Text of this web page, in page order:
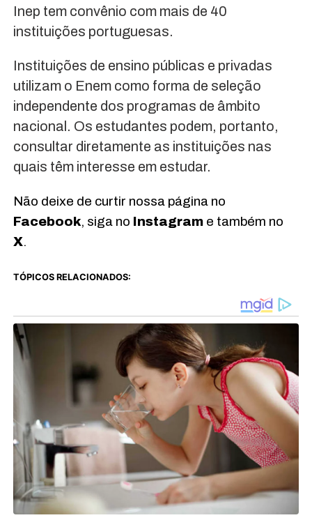
Inep tem convênio com mais de 40
instituições portuguesas.
Instituições de ensino públicas e privadas
utilizam o Enem como forma de seleção
independente dos programas de âmbito
nacional. Os estudantes podem, portanto,
consultar diretamente as instituições nas
quais têm interesse em estudar.
Não deixe de curtir nossa página no
Facebook, siga no Instagrame também no
X.
TÓPICOS RELACIONADOS: